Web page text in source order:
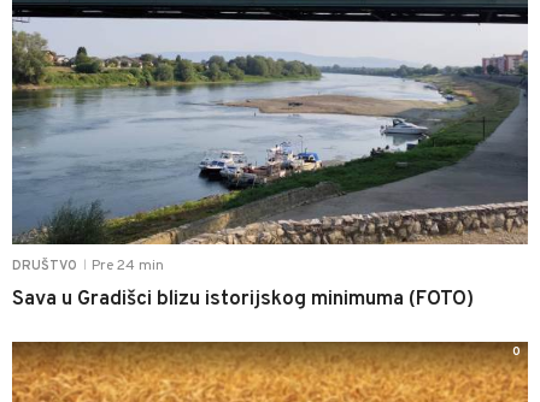
DRUŠTVO Pre 24 min
Sava u Gradišci blizu istorijskog minimuma (FOTO)
0